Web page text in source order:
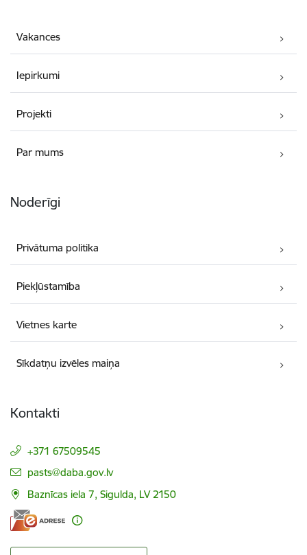
Vakances
Iepirkumi
Projekti
Par mums
Noderīgi
Privātuma politika
Piekļūstamība
Vietnes karte
Sīkdatņu izvēles maiņa
Kontakti
+371 67509545
E-pasts:
pasts@daba.gov.lv
Baznīcas iela 7, Sigulda, LV 2150